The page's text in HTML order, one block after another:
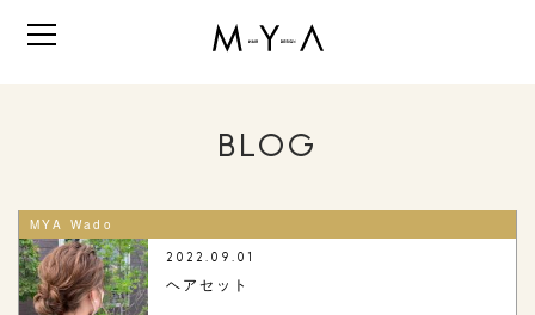
BLOG
MYA Wado
2022.09.01
ヘアセット